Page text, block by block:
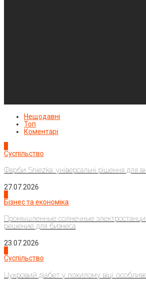
Нещодавні
Топ
Коментарі
Суспільство
Фарби Sniezka: універсальні рішення для
27.07.2026
Бізнес та економіка
Промышленные солнечные
решение для бизнеса
23.07.2026
Суспільство
Цукровий діабет у похилому віці: